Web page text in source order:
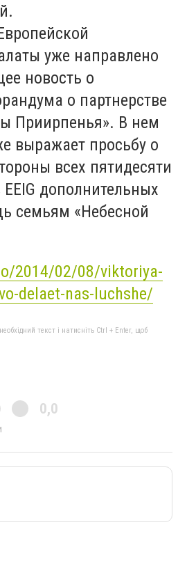
уже направлено
новость о
о партнерстве
Приирпенья». В нем
выражает просьбу о
всех пятидесяти
EEIG дополнительных
семьям «Небесной
2014/02/08/viktoriya-
delaet-nas-luchshe/
текст і натисніть Ctrl + Enter, щоб
0,0